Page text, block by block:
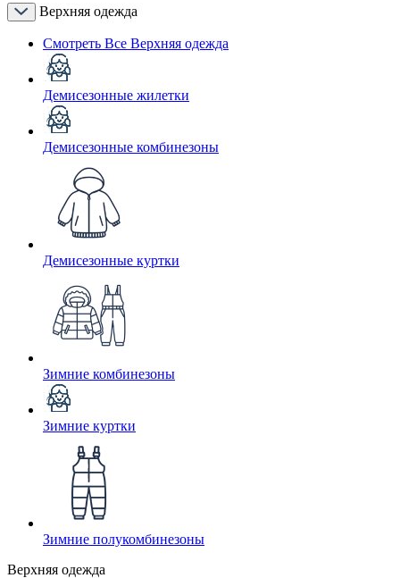
Верхняя одежда
Смотреть Все Верхняя одежда
Демисезонные жилетки
Демисезонные комбинезоны
Демисезонные куртки
Зимние комбинезоны
Зимние куртки
Зимние полукомбинезоны
Верхняя одежда